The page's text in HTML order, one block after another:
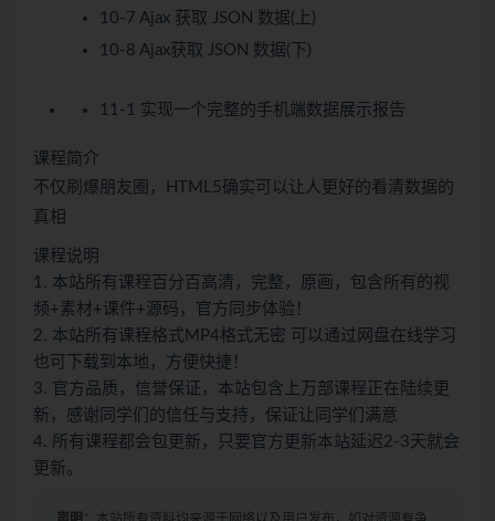
10-7 Ajax 获取 JSON 数据(上)
10-8 Ajax获取 JSON 数据(下)
11-1 实现一个完整的手机端数据展示报告
课程简介
不仅刷爆朋友圈，HTML5确实可以让人更好的看清数据的
真相
课程说明
1. 本站所有课程百分百高清，完整，原画，包含所有的视
频+素材+课件+源码，官方同步体验！
2. 本站所有课程格式MP4格式无密 可以通过网盘在线学习
也可下载到本地，方便快捷！
3. 官方品质，信誉保证，本站包含上万部课程正在陆续更
新，感谢同学们的信任与支持，保证让同学们满意
4. 所有课程都会包更新，只要官方更新本站延迟2-3天就会
更新。